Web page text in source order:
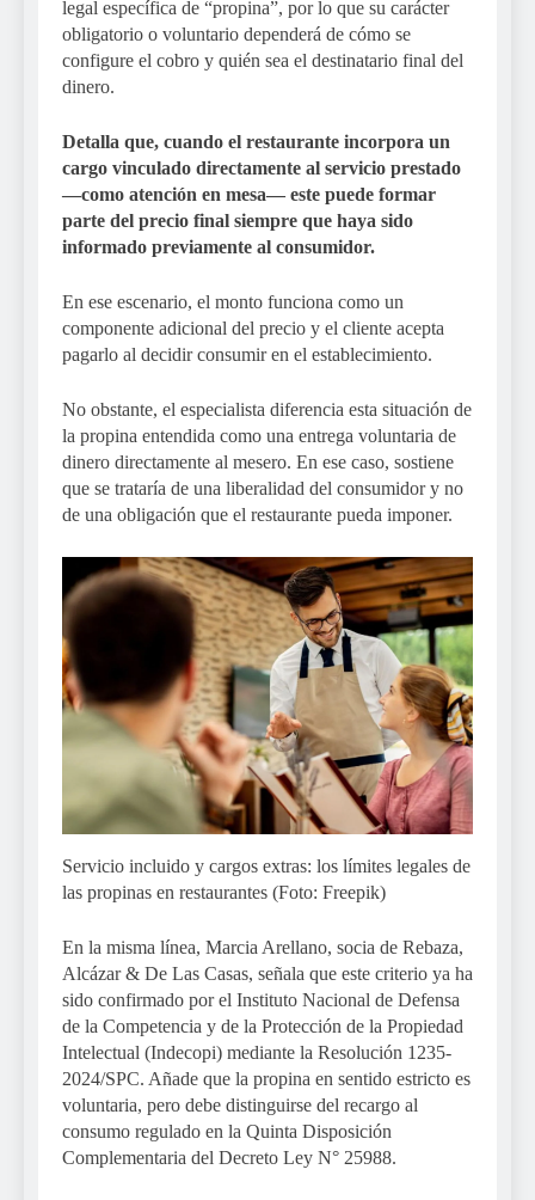
legal específica de “propina”, por lo que su carácter
obligatorio o voluntario dependerá de cómo se
configure el cobro y quién sea el destinatario final del
dinero.
Detalla que, cuando el restaurante incorpora un
cargo vinculado directamente al servicio prestado
—como atención en mesa— este puede formar
parte del precio final siempre que haya sido
informado previamente al consumidor.
En ese escenario, el monto funciona como un
componente adicional del precio y el cliente acepta
pagarlo al decidir consumir en el establecimiento.
No obstante, el especialista diferencia esta situación de
la propina entendida como una entrega voluntaria de
dinero directamente al mesero. En ese caso, sostiene
que se trataría de una liberalidad del consumidor y no
de una obligación que el restaurante pueda imponer.
Servicio incluido y cargos extras: los límites legales de
las propinas en restaurantes (Foto: Freepik)
En la misma línea, Marcia Arellano, socia de Rebaza,
Alcázar & De Las Casas, señala que este criterio ya ha
sido confirmado por el Instituto Nacional de Defensa
de la Competencia y de la Protección de la Propiedad
Intelectual (Indecopi) mediante la Resolución 1235-
2024/SPC. Añade que la propina en sentido estricto es
voluntaria, pero debe distinguirse del recargo al
consumo regulado en la Quinta Disposición
Complementaria del Decreto Ley N° 25988.